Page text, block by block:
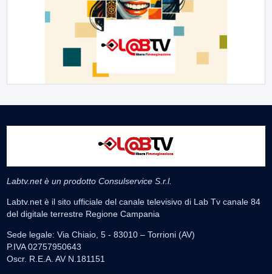
Labtv.net è un prodotto Consulservice S.r.l.
Labtv.net è il sito ufficiale del canale televisivo di Lab Tv canale 84
del digitale terrestre Regione Campania
Sede legale: Via Chiaio, 5 - 83010 – Torrioni (AV)
P.IVA 02757950643
Oscr. R.E.A. AV N.181151